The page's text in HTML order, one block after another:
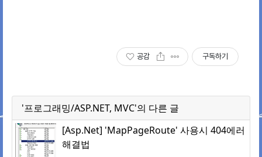
공감 구독하기
'프로그래밍/ASP.NET, MVC'의 다른 글
[Asp.Net] 'MapPageRoute' 사용시 404에러
해결법